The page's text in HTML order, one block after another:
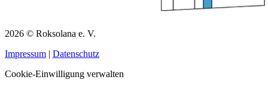
2026 © Roksolana e. V.
Impressum | Datenschutz
Cookie-Einwilligung verwalten